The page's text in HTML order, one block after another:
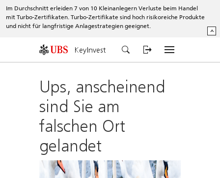
Im Durchschnitt erleiden 7 von 10 Kleinanlegern Verluste beim Handel
mit Turbo-Zertifikaten. Turbo-Zertifikate sind hoch risikoreiche Produkte
und nicht für langfristige Anlagestrategien geeignet.
^
KeyInvest
Ups, anscheinend
sind Sie am
falschen Ort
gelandet